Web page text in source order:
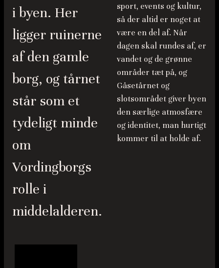
i byen. Her
ligger ruinerne
af den gamle
borg, og tårnet
står som et
tydeligt minde
om
Vordingborgs
rolle i
middelalderen.
sport, events og kultur,
så der altid er noget at
være en del af. Når
dagen skal rundes af, er
vandet og de grønne
områder tæt på, og
Gåsetårnet og
slotsområdet giver byen
den særlige atmosfære
og identitet, man hurtigt
kommer til at holde af.